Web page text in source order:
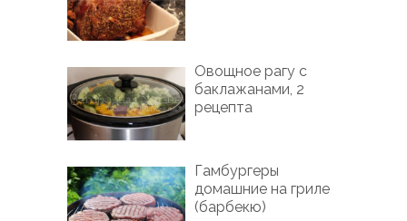
Овощное рагу с
баклажанами, 2
рецепта
Гамбургеры
домашние на гриле
(барбекю)